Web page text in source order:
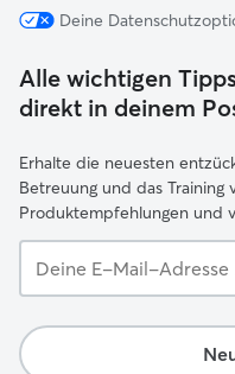
Deine
Alle wichtigen
direkt in deinem
Erhalte die neuesten
Betreuung und das Training
Produktempfehlungen und
E-
Adresse …